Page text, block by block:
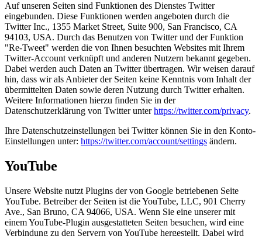
Auf unseren Seiten sind Funktionen des Dienstes Twitter
eingebunden. Diese Funktionen werden angeboten durch die
Twitter Inc., 1355 Market Street, Suite 900, San Francisco, CA
94103, USA. Durch das Benutzen von Twitter und der Funktion
"Re-Tweet" werden die von Ihnen besuchten Websites mit Ihrem
Twitter-Account verknüpft und anderen Nutzern bekannt gegeben.
Dabei werden auch Daten an Twitter übertragen. Wir weisen darauf
hin, dass wir als Anbieter der Seiten keine Kenntnis vom Inhalt der
übermittelten Daten sowie deren Nutzung durch Twitter erhalten.
Weitere Informationen hierzu finden Sie in der
Datenschutzerklärung von Twitter unterhttps://twitter.com/privacy.
Ihre Datenschutzeinstellungen bei Twitter können Sie in den Konto-
Einstellungen unter: https://twitter.com/account/settings ändern.
YouTube
Unsere Website nutzt Plugins der von Google betriebenen Seite
YouTube. Betreiber der Seiten ist die YouTube, LLC, 901 Cherry
Ave., San Bruno, CA 94066, USA. Wenn Sie eine unserer mit
einem YouTube-Plugin ausgestatteten Seiten besuchen, wird eine
Verbindung zu den Servern von YouTube hergestellt. Dabei wird